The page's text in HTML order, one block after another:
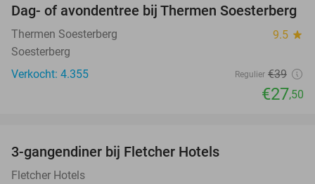
29%
Dag- of avondentree bij Thermen Soesterberg
Thermen Soesterberg 9.5 star
Soesterberg
Verkocht: 4.355
Regulier €39
€27,50
3-gangendiner bij Fletcher Hotels
Fletcher Hotels